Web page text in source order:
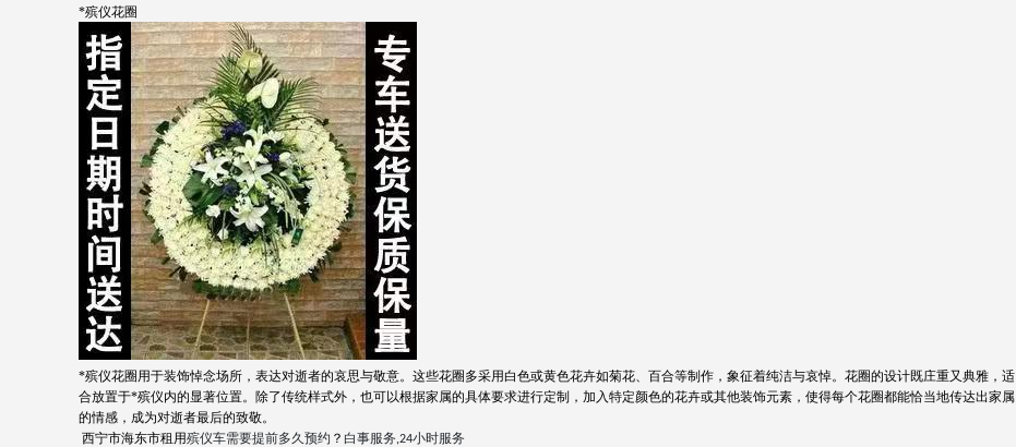
*殡仪花圈
*殡仪花圈用于装饰悼念场所，表达对逝者的哀思与敬意。这些花圈多采用白色或黄色花卉如菊花、百合等制作，象征着纯洁与哀悼。花圈的设计既庄重又典雅，适
合放置于*殡仪内的显著位置。除了传统样式外，也可以根据家属的具体要求进行定制，加入特定颜色的花卉或其他装饰元素，使得每个花圈都能恰当地传达出家属
的情感，成为对逝者最后的致敬。
西宁市海东市租用殡仪车需要提前多久预约 ？ 白事服务,24小时服务